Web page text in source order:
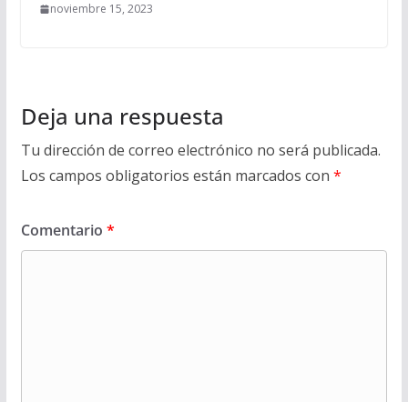
noviembre 15, 2023
Deja una respuesta
Tu dirección de correo electrónico no será publicada.
Los campos obligatorios están marcados con *
Comentario *